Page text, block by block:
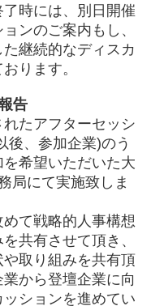
時には、別日開催
ンのご案内もし、
継続的なディスカ
ります。
告
たアフターセッシ
後、参加企業)のう
希望いただいた大
局にて実施致しま
て戦略的人事構想
共有させて頂き、
取り組みを共有頂
から登壇企業に向
ションを進めてい